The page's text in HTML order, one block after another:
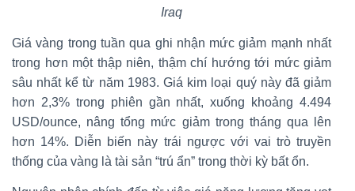
Iraq
Giá vàng trong tuần qua ghi nhận mức giảm mạnh nhất
trong hơn một thập niên, thậm chí hướng tới mức giảm
sâu nhất kể từ năm 1983. Giá kim loại quý này đã giảm
hơn 2,3% trong phiên gần nhất, xuống khoảng 4.494
USD/ounce, nâng tổng mức giảm trong tháng qua lên
hơn 14%. Diễn biến này trái ngược với vai trò truyền
thống của vàng là tài sản “trú ẩn” trong thời kỳ bất ổn.